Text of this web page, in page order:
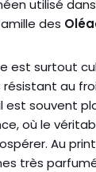
utilisé
des
est surtout
résistant au
est souvent
où le
Au
très